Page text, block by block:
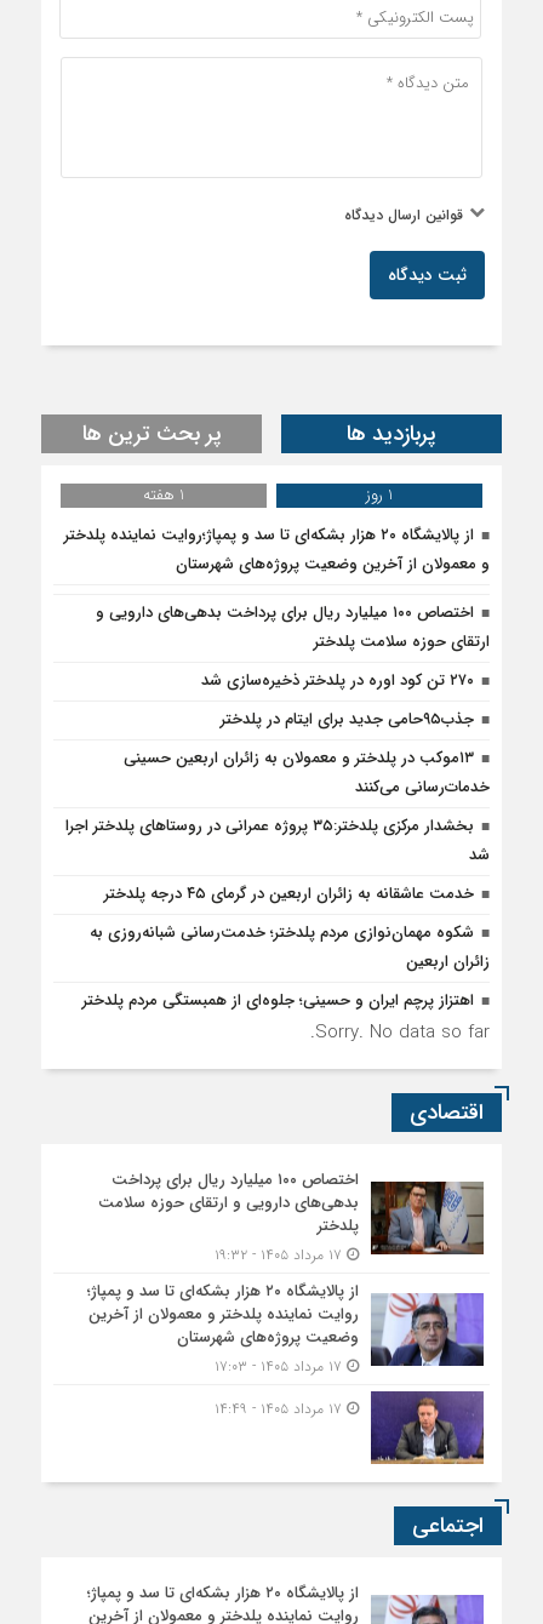
قوانین ارسال دیدگاه
ثبت دیدگاه
پربازدید ها پر بحث ترین ها
1 روز
1 هفته
از پالایشگاه ۲۰ هزار بشکه‌ای تا سد و پمپاژ؛روایت نماینده پلدختر
و معمولان از آخرین وضعیت پروژه‌های شهرستان
اختصاص ۱۰۰ میلیارد ریال برای پرداخت بدهی‌های دارویی و
ارتقای حوزه سلامت پلدختر
۲۷۰ تن کود اوره در پلدختر ذخیره‌سازی شد
جذب۹۵حامی جدید برای ایتام در پلدختر
۱۳موکب در پلدختر و معمولان به زائران اربعین حسینی
خدمات‌رسانی می‌کنند
بخشدار مرکزی پلدختر:۳۵ پروژه عمرانی در روستاهای پلدختر اجرا
شد
خدمت عاشقانه به زائران اربعین در گرمای ۴۵ درجه پلدختر
شکوه مهمان‌نوازی مردم پلدختر؛ خدمت‌رسانی شبانه‌روزی به
زائران اربعین
اهتزاز پرچم ایران و حسینی؛ جلوه‌ای از همبستگی مردم پلدختر
Sorry. No data so far.
اقتصادی
اختصاص ۱۰۰ میلیارد ریال برای پرداخت
بدهی‌های دارویی و ارتقای حوزه سلامت
پلدختر
از پالایشگاه ۲۰ هزار بشکه‌ای تا سد و پمپاژ؛
روایت نماینده پلدختر و معمولان از آخرین
وضعیت پروژه‌های شهرستان
اجتماعی
از پالایشگاه ۲۰ هزار بشکه‌ای تا سد و پمپاژ؛
روایت نماینده پلدختر و معمولان از آخرین